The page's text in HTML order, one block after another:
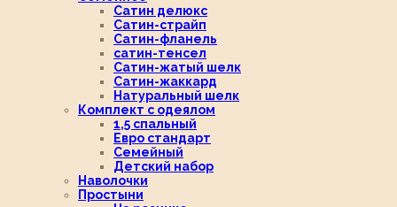
Сатин делюкс
Сатин-страйп
Сатин-фланель
сатин-тенсел
Сатин-жатый шелк
Сатин-жаккард
Натуральный шелк
Комплект с одеялом
1,5 спальный
Евро стандарт
Семейный
Детский набор
Наволочки
Простыни